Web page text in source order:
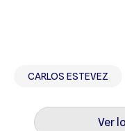
CARLOS ESTEVEZ
Ver